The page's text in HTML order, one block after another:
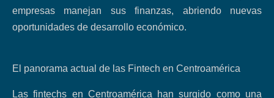
empresas manejan sus finanzas, abriendo nuevas
oportunidades de desarrollo económico.
El panorama actual de las Fintech en Centroamérica
Las fintechs en Centroamérica han surgido como una